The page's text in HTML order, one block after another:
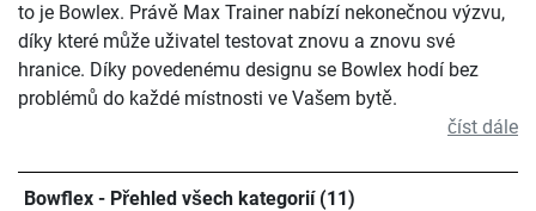
to je Bowlex. Právě Max Trainer nabízí nekonečnou výzvu,
díky které může uživatel testovat znovu a znovu své
hranice. Díky povedenému designu se Bowlex hodí bez
problémů do každé místnosti ve Vašem bytě.
číst dále
Bowflex - Přehled všech kategorií (11)